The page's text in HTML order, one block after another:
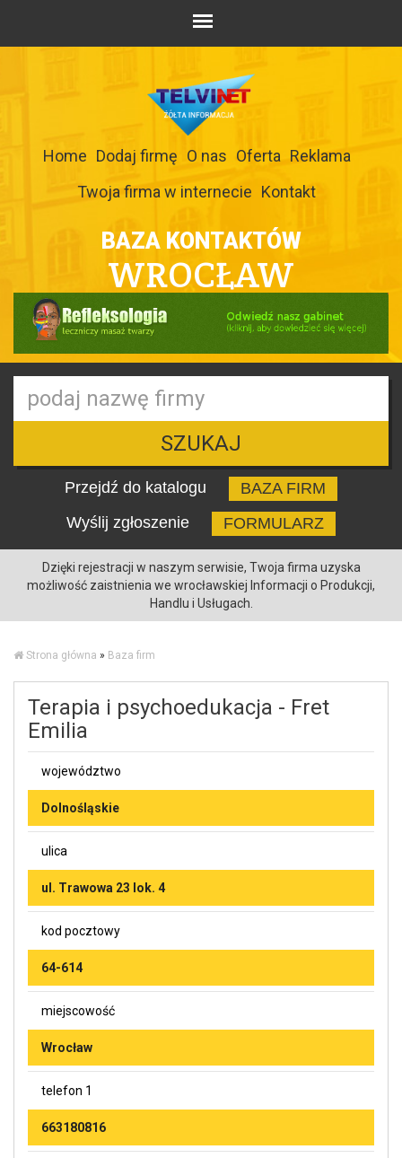
Home Dodaj firmę O nas Oferta Reklama
Twoja firma w internecie Kontakt
BAZA KONTAKTÓW
WROCŁAW
SZUKAJ
Przejdź do katalogu
BAZA FIRM
Wyślij zgłoszenie
FORMULARZ
Dzięki rejestracji w naszym serwisie, Twoja firma uzyska
możliwość zaistnienia we wrocławskiej Informacji o Produkcji,
Handlu i Usługach.
Strona główna » Baza firm
Terapia i psychoedukacja - Fret
Emilia
województwo
Dolnośląskie
ulica
ul. Trawowa 23 lok. 4
kod pocztowy
64-614
miejscowość
Wrocław
telefon 1
663180816